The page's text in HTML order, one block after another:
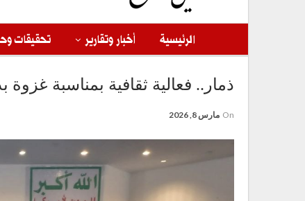
الرئيسية أخبار وتقارير تحقيقات
ذمار.. فعالية ثقافية بمناسبة
On مارس 8, 2026